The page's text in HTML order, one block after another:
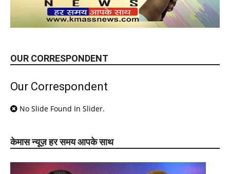
OUR CORRESPONDENT
Our Correspondent
No Slide Found In Slider.
केमास न्यूज़ हर समय आपके साथ